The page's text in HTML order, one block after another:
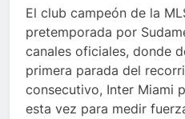
El club campeón de la
pretemporada por
canales oficiales, donde
primera parada del
consecutivo, Inter Miami
esta vez para medir